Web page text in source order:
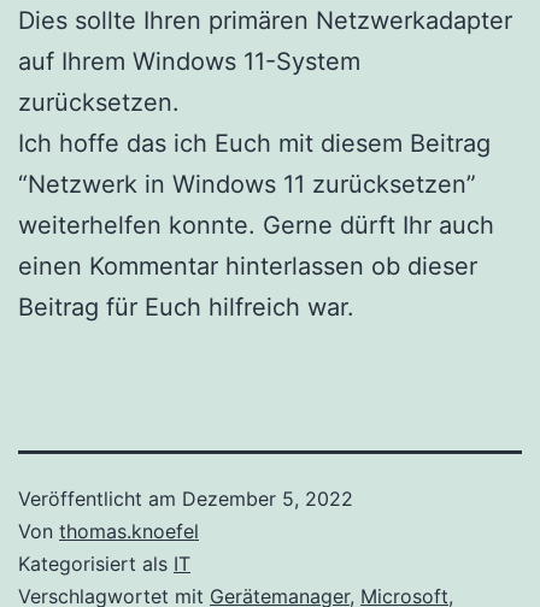
Dies sollte Ihren primären Netzwerkadapter
auf Ihrem Windows 11-System
zurücksetzen.
Ich hoffe das ich Euch mit diesem Beitrag
“Netzwerk in Windows 11 zurücksetzen”
weiterhelfen konnte. Gerne dürft Ihr auch
einen Kommentar hinterlassen ob dieser
Beitrag für Euch hilfreich war.
Veröffentlicht am Dezember 5, 2022
Von thomas.knoefel
Kategorisiert als IT
Verschlagwortet mit Gerätemanager, Microsoft,